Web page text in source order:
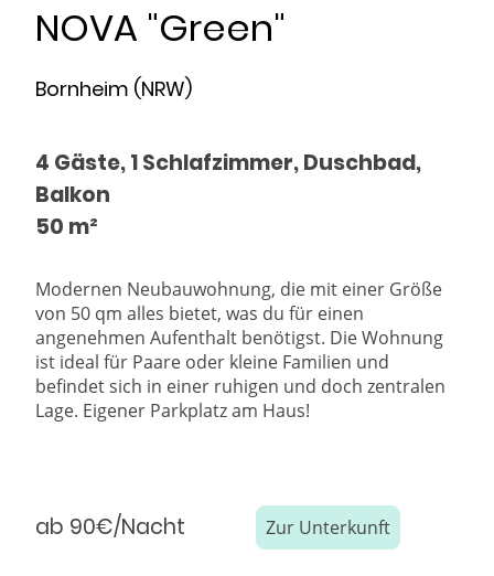
NOVA "Green"
Bornheim (NRW)
4 Gäste, 1 Schlafzimmer, Duschbad,
Balkon
50 m²
Modernen Neubauwohnung, die mit einer Größe
von 50 qm alles bietet, was du für einen
angenehmen Aufenthalt benötigst. Die Wohnung
ist ideal für Paare oder kleine Familien und
befindet sich in einer ruhigen und doch zentralen
Lage. Eigener Parkplatz am Haus!
ab 90€/Nacht Zur Unterkunft